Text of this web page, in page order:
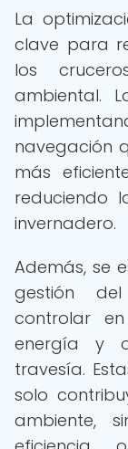
La
clave para
los
ambiental.
navegación
más
reduciendo
invernadero.
Además, se
gestión
controlar
energía y
travesía.
solo
ambiente,